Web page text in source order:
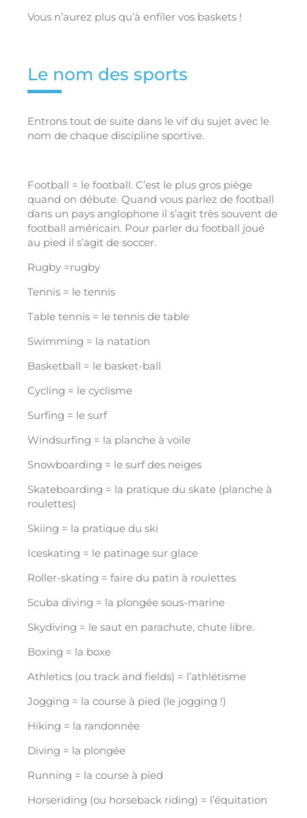
Vous n’aurez plus qu’à enfiler vos baskets !
Le nom des sports
Entrons tout de suite dans le vif du sujet avec le
nom de chaque discipline sportive.
Football = le football. C’est le plus gros piège
quand on débute. Quand vous parlez de football
dans un pays anglophone il s’agit très souvent de
football américain. Pour parler du football joué
au pied il s’agit de soccer.
Rugby =rugby
Tennis = le tennis
Table tennis = le tennis de table
Swimming = la natation
Basketball = le basket-ball
Cycling = le cyclisme
Surfing = le surf
Windsurfing = la planche à voile
Snowboarding = le surf des neiges
Skateboarding = la pratique du skate (planche à
roulettes)
Skiing = la pratique du ski
Iceskating = le patinage sur glace
Roller-skating = faire du patin à roulettes
Scuba diving = la plongée sous-marine
Skydiving = le saut en parachute, chute libre.
Boxing = la boxe
Athletics (ou track and fields) = l’athlétisme
Jogging = la course à pied (le jogging !)
Hiking = la randonnée
Diving = la plongée
Running = la course à pied
Horseriding (ou horseback riding) = l’équitation